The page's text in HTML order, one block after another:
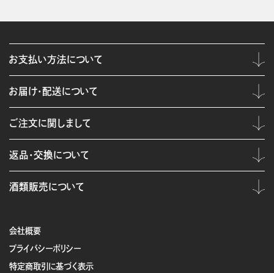
会社概要
プライバシーポリシー
特定商取引に基づく表示
お支払い方法について
お届け・配送について
ご注文に関しまして
返品・交換について
酒類販売について